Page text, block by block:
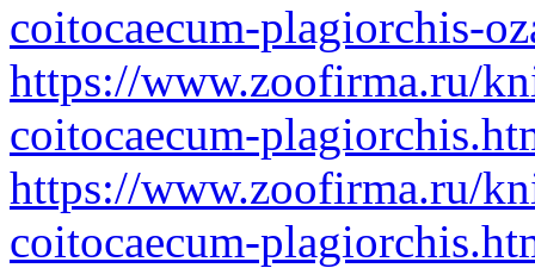
coitocaecum-plagiorchis-
https://www.zoofirma.ru/
coitocaecum-
https://www.zoofirma.ru/
coitocaecum-